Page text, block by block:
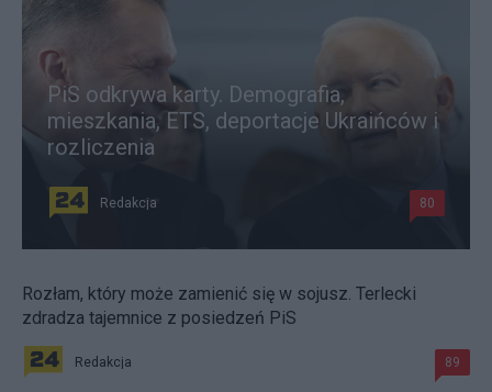
PiS odkrywa karty. Demografia,
mieszkania, ETS, deportacje Ukraińców i
rozliczenia
Redakcja 80
Rozłam, który może zamienić się w sojusz. Terlecki
zdradza tajemnice z posiedzeń PiS
Redakcja 89